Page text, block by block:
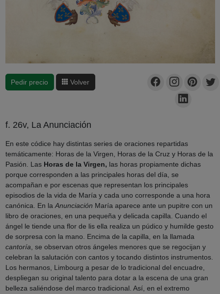
Pedir precio Volver
f. 26v, La Anunciación
En este códice hay distintas series de oraciones repartidas
temáticamente: Horas de la Virgen, Horas de la Cruz y Horas de la
Pasión. Las Horas de la Virgen, las horas propiamente dichas
porque corresponden a las principales horas del día, se
acompañan e por escenas que representan los principales
episodios de la vida de María y cada uno corresponde a una hora
canónica. En la Anunciación María aparece ante un pupitre con un
libro de oraciones, en una pequeña y delicada capilla. Cuando el
ángel le tiende una flor de lis ella realiza un púdico y humilde gesto
de sorpresa con la mano. Encima de la capilla, en la llamada
cantoría , se observan otros ángeles menores que se regocijan y
celebran la salutación con cantos y tocando distintos instrumentos.
Los hermanos, Limbourg a pesar de lo tradicional del encuadre,
despliegan su original talento para dotar a la escena de una gran
belleza saliéndose del marco tradicional. Así, en el extremo